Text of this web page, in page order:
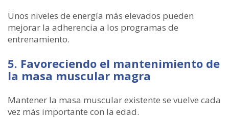
Unos niveles de energía más elevados pueden
mejorar la adherencia a los programas de
entrenamiento.
5. Favoreciendo el mantenimiento de
la masa muscular magra
Mantener la masa muscular existente se vuelve cada
vez más importante con la edad.